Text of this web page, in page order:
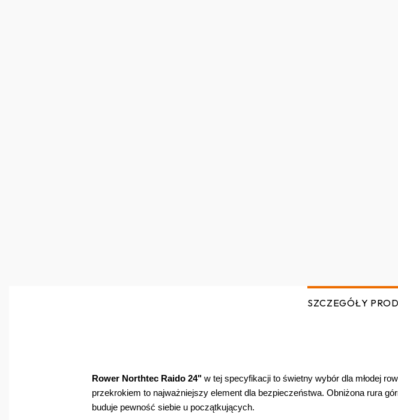
SZCZEGÓŁY
Rower Northtec Raido 24" w tej specyfikacji to świetny wybór dla młodej
przekrokiem to najważniejszy element dla bezpieczeństwa. Obniżona rura
buduje pewność siebie u początkujących.